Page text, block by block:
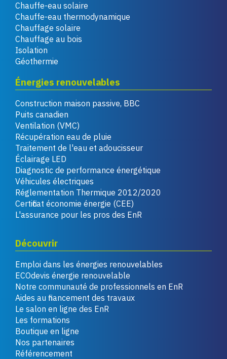
Chauffe-eau solaire
Chauffe-eau thermodynamique
Chauffage solaire
Chauffage au bois
Isolation
Géothermie
Énergies renouvelables
Construction maison passive, BBC
Puits canadien
Ventilation (VMC)
Récupération eau de pluie
Traitement de l'eau et adoucisseur
Éclairage LED
Diagnostic de performance énergétique
Véhicules électriques
Réglementation Thermique 2012/2020
Certificat économie énergie (CEE)
L'assurance pour les pros des EnR
Découvrir
Emploi dans les énergies renouvelables
ECOdevis énergie renouvelable
Notre communauté de professionnels en EnR
Aides au financement des travaux
Le salon en ligne des EnR
Les formations
Boutique en ligne
Nos partenaires
Référencement